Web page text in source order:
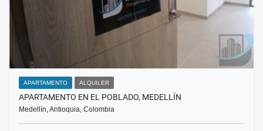
APARTAMENTO ALQUILER
APARTAMENTO EN EL POBLADO, MEDELLÍN
Medellín, Antioquia, Colombia